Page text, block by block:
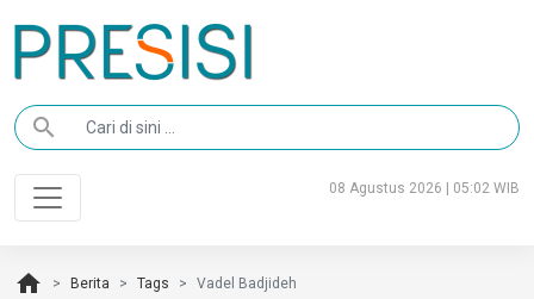
search
08 Agustus 2026 | 05:02 WIB
home Berita Tags Vadel Badjideh